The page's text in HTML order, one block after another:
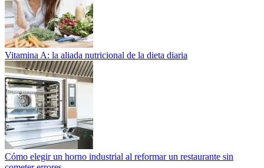
Vitamina A: la aliada nutricional de la dieta diaria
Cómo elegir un horno industrial al reformar un restaurante sin